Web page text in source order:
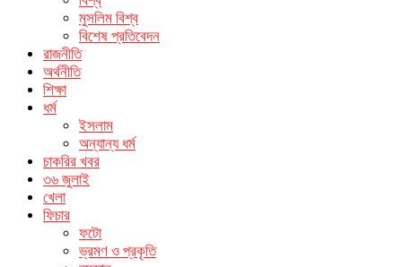
মুসলিম বিশ্ব
বিশেষ প্রতিবেদন
রাজনীতি
অর্থনীতি
শিক্ষা
ধর্ম
ইসলাম
অন্যান্য ধর্ম
চাকরির খবর
৩৬ জুলাই
খেলা
ফিচার
ফটো
ভ্রমণ ও প্রকৃতি